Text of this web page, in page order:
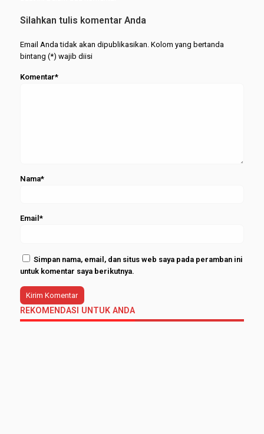
Bisa
Serasi
Silahkan tulis komentar Anda
Email Anda tidak akan dipublikasikan. Kolom yang bertanda
bintang (*) wajib diisi
Komentar*
Nama*
Email*
Simpan nama, email, dan situs web saya pada peramban ini
untuk komentar saya berikutnya.
REKOMENDASI UNTUK ANDA